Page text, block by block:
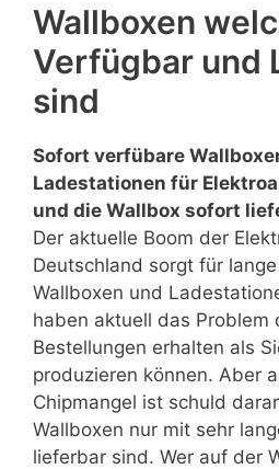
Wallboxen
Verfügbar und
sind
Sofort verfübare
Ladestationen für
und die Wallbox sofort
Der aktuelle Boom der
Deutschland sorgt für
Wallboxen und
haben aktuell das Problem
Bestellungen erhalten als
produzieren können. Aber
Chipmangel ist schuld
Wallboxen nur mit sehr
lieferbar sind. Wer auf der